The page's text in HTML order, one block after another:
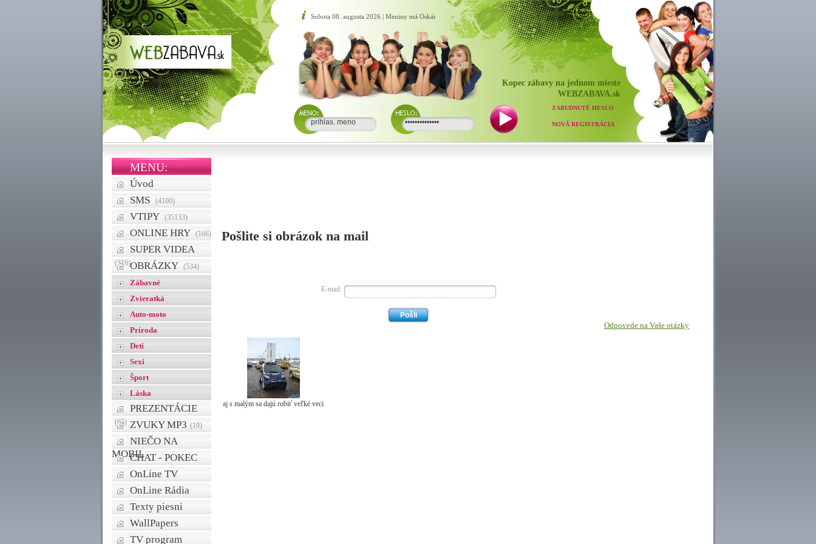
Sobota 08. augusta 2026 | Meniny má Oskár
Kopec zábavy na jednom mieste
WEBZABAVA.sk
ZABUDNUTÉ HESLO
NOVÁ REGISTRÁCIA
MENU:
Úvod
SMS
(4100)
VTIPY (35133)
ONLINE HRY (166)
SUPER VIDEA
(316)OBRÁZKY (534)
Zábavné
Zvieratká
Auto-moto
Príroda
Deti
Sexi
Šport
Láska
PREZENTÁCIE
(65) ZVUKY MP3 (19)
NIEČO NA
MOBILCHAT - POKEC
OnLine TV
OnLine Rádia
Texty piesni
WallPapers
TV program
Pošlite si obrázok na mail
E-mail:
aj s malým sa dajú robiť veľké veci
Odpovede na Vaše otázky